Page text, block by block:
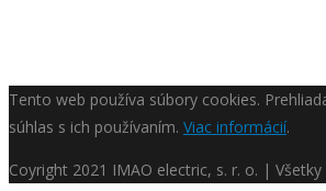
Tento web používa súbory cookies.
súhlas s ich používaním. Viac informácií.
Coyright 2021 IMAO electric, s. r. o. | Všetky